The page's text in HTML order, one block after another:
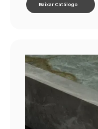
Baixar Catálogo